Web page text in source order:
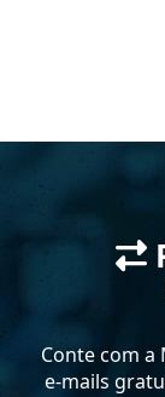
Conte com a
e-mails